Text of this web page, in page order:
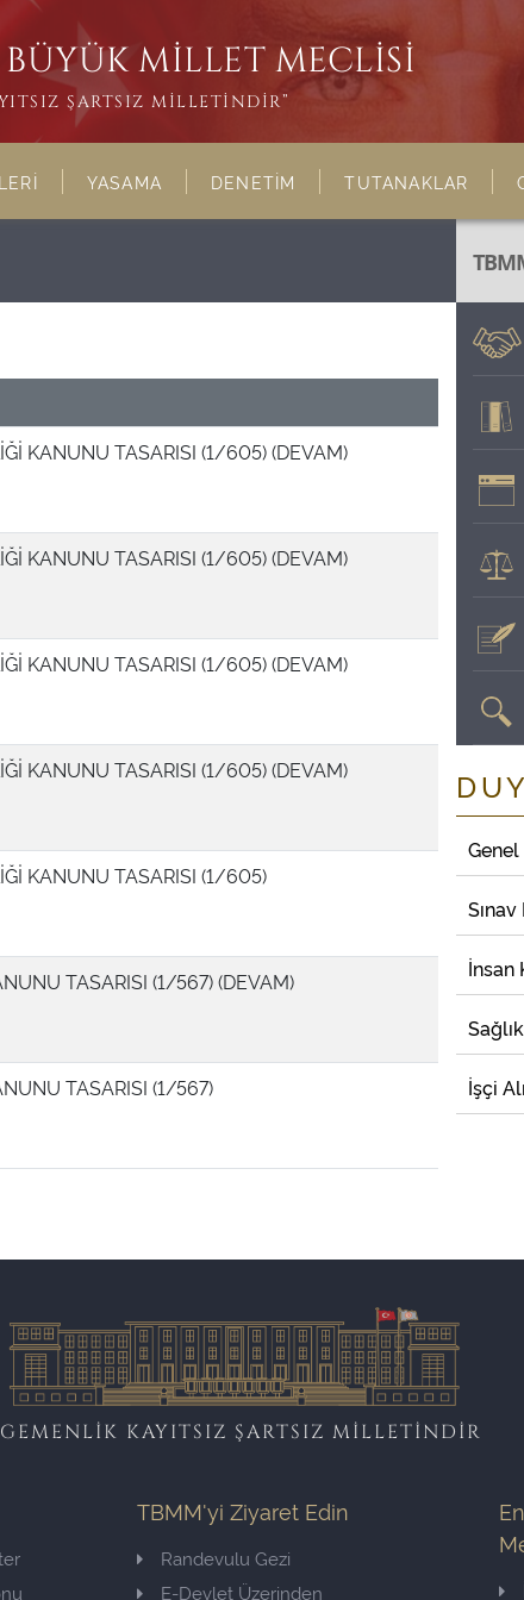
MİLLET MECLİSİ
ŞARTSIZ MİLLETİNDİR”
YASAMA DENETİM TUTANAKLAR
KANUNU TASARISI (1/605) (DEVAM)
KANUNU TASARISI (1/605) (DEVAM)
KANUNU TASARISI (1/605) (DEVAM)
KANUNU TASARISI (1/605) (DEVAM)
KANUNU TASARISI (1/605)
TASARISI (1/567) (DEVAM)
TASARISI (1/567)
İnsan
İşçi
KAYITSIZ ŞARTSIZ MİLLETİNDİR
TBMM'yi Ziyaret Edin
Randevulu Gezi
E-Devlet Üzerinden